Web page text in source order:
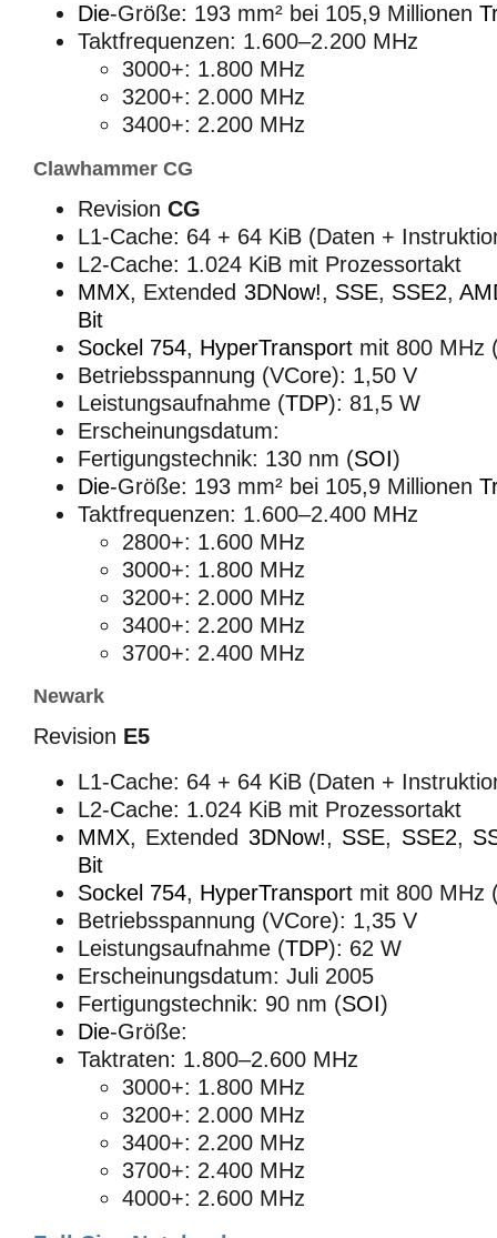
Die-Größe: 193 mm² bei 105,9 Millionen
Taktfrequenzen: 1.600–2.200 MHz
3000+: 1.800 MHz
3200+: 2.000 MHz
3400+: 2.200 MHz
Clawhammer CG
Revision CG
L1-Cache: 64 + 64 KiB (Daten +
L2-Cache: 1.024 KiB mit Prozessortakt
MMX, Extended 3DNow!, SSE, SSE2,
Bit
Sockel 754, HyperTransport mit 800 MHz
Betriebsspannung (VCore): 1,50 V
Leistungsaufnahme (TDP): 81,5 W
Erscheinungsdatum:
Fertigungstechnik: 130 nm (SOI)
Die-Größe: 193 mm² bei 105,9 Millionen
Taktfrequenzen: 1.600–2.400 MHz
2800+: 1.600 MHz
3000+: 1.800 MHz
3200+: 2.000 MHz
3400+: 2.200 MHz
3700+: 2.400 MHz
Newark
Revision E5
L1-Cache: 64 + 64 KiB (Daten +
L2-Cache: 1.024 KiB mit Prozessortakt
MMX, Extended 3DNow!, SSE, SSE2,
Bit
Sockel 754, HyperTransport mit 800 MHz
Betriebsspannung (VCore): 1,35 V
Leistungsaufnahme (TDP): 62 W
Erscheinungsdatum: Juli 2005
Fertigungstechnik: 90 nm (SOI)
Die-Größe:
Taktraten: 1.800–2.600 MHz
3000+: 1.800 MHz
3200+: 2.000 MHz
3400+: 2.200 MHz
3700+: 2.400 MHz
4000+: 2.600 MHz